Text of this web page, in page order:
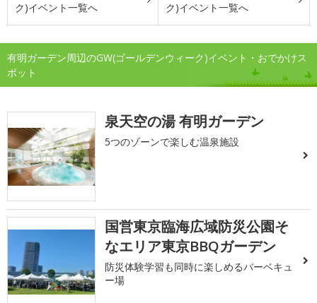
ク)イベント一覧へ
ク)イベント一覧へ
有明ガーデン周辺のGW(ゴールデンウィーク)イベント・おでかけス
ポット
泉天空の湯 有明ガーデン
5つのゾーンで楽しむ温泉施設
国営東京臨海広域防災公園そ
なエリア東京BBQガーデン
防災体験学習も同時に楽しめるバーベキュ
ー場